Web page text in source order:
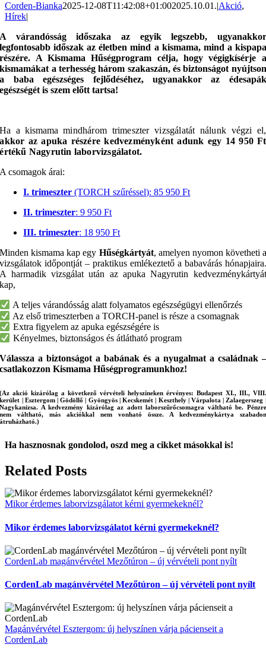
Corden-Bianka2025-12-08T11:42:08+01:002025.10.01.|Akció,
Hírek|
A várandósság időszaka az egyik legszebb, ugyanakkor
legfontosabb időszak az életben mind a kismama, mind a kispapa
részére. A Kismama Hűségprogram célja, hogy végigkísérje a
kismamákat a terhesség három szakaszán, és biztonságot nyújtson
a baba egészséges fejlődéséhez, ugyanakkor az édesapák
egészségét is szem előtt tartsa!
Ha a kismamamindhárom trimeszter vizsgálatát nálunk végzi el,
akkor az apuka részére kedvezményként adunk egy 14 950 Ft
értékű Nagyrutin laborvizsgálatot.
A csomagok árai:
I. trimeszter (TORCH szűréssel): 85 950 Ft
II. trimeszter: 9 950 Ft
III. trimeszter: 18 950 Ft
Minden kismama kap egy Hűségkártyát, amelyen nyomon követheti a
vizsgálatok időpontját – praktikus emlékeztető a babavárás hónapjaira.
A harmadik vizsgálat után az apuka Nagyrutin kedvezménykártyát
kap,
A teljes várandósság alatt folyamatos egészségügyi ellenőrzés
Az első trimeszterben a TORCH-panel is része a csomagnak
Extra figyelem az apuka egészségére is
Kényelmes, biztonságos és átlátható program
Válassza a biztonságot a babának és a nyugalmat a családnak –
csatlakozzon Kismama Hűségprogramunkhoz!
(Az akció kizárólag a következő vérvételi helyszíneken érvényes: Budapest XI., III., VIII.
kerület | Esztergom | Gödöllő | Gyöngyös | Kecskemét | Keszthely | Várpalota | Zalaegerszeg |
Nagykanizsa. A kedvezmény kizárólag az adott laborszűrőcsomagra váltható be. Pénzre
nem váltható, más akciókkal nem vonható össze. A kedvezménykártya szabadon
átruházható.)
Ha hasznosnak gondolod, oszd meg a cikket másokkal is!
Facebook
LinkedIn
Email
Related Posts
Mikor érdemes laborvizsgálatot kérni gyermekeknél?
Mikor érdemes laborvizsgálatot kérni gyermekeknél?
CordenLab magánvérvétel Mezőtúron – új vérvételi pont nyílt
CordenLab magánvérvétel Mezőtúron – új vérvételi pont nyílt
Magánvérvétel Esztergom: új helyszínen várja pácienseit a
CordenLab